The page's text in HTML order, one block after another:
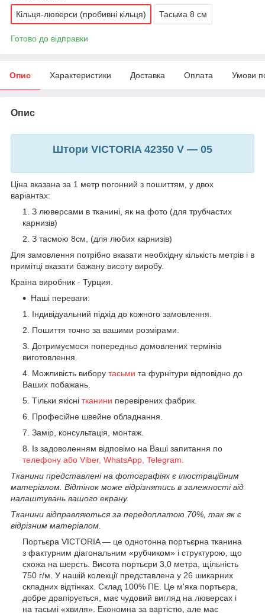
Кільця-люверси (пробивні кільця) Тасьма 8 см
Готово до відправки
Опис Характеристики Доставка Оплата Умови
Опис
Штори VICTORIA 42350 V — 05
Ціна вказана за 1 метр погонний з пошиттям, у двох
варіантах:
З люверсами в тканині, як на фото (для трубчастих
карнизів)
З тасмою 8см, (для любих карнизів)
Для замовлення потрібно вказати необхідну кількість метрів і в
примітці вказати бажану висоту виробу.
Країна виробник - Турция.
Наші переваги:
Індивідуальний підхід до кожного замовлення.
Пошиття точно за вашими розмірами.
Дотримуємося попередньо домовлених термінів
виготовлення.
Можливість вибору тасьми та фурнітури відповідно до
Ваших побажань.
Тільки якісні тканини перевірених фабрик.
Професійне швейне обладнання.
Замір, консультація, монтаж.
Із задоволенням відповімо на Ваші запитання по
телефону або Viber, WhatsApp, Telegram.
Тканини представлені на фотографіях є ілюстраційним
матеріалом. Відтінок може відрізнятись в залежності від
налаштувань вашого екрану.
Тканини відправляються за передоплатою 70%, так як є
відрізним матеріалом.
Портьєра VICTORIA — це однотонна портьєрна тканина
з фактурним діагональним «рубчиком» і структурою, що
схожа на шерсть. Висота портьєри 3,0 метра, щільність
750 г/м. У нашій колекції представлена у 26 шикарних
складних відтінках. Склад 100% ПЕ. Це м'яка портьєра,
добре драпірується, має чудовий вигляд на люверсах і
на тасьмі «хвиля». Економна за вартістю, але має